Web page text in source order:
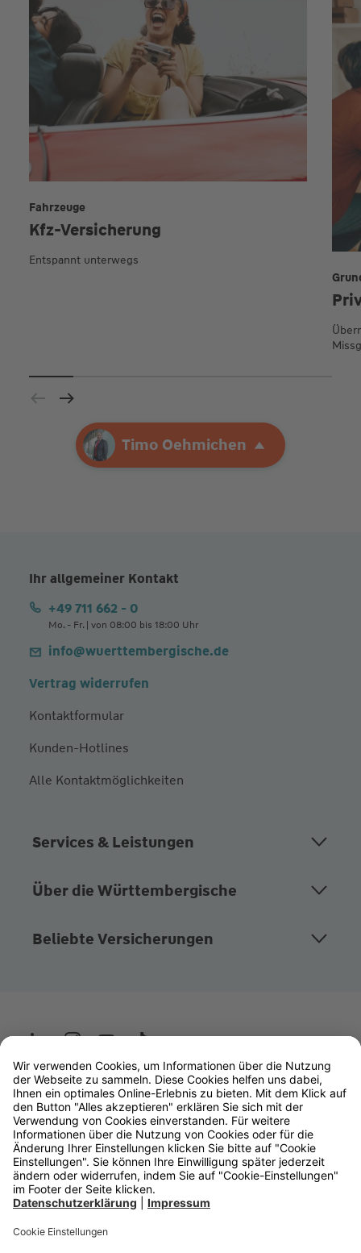
Ihre AgenturTimo Oehmichen
Timo Oehmichen
Kfz-Versicherung
Fahrzeuge
Entspannt unterwegs
Ihr allgemeiner Kontakt
+49 711 662 - 0
Mo. - Fr. | von 08:00 bis 18:00 Uhr
info@wuerttembergische.de
Vertrag widerrufen
Kontaktformular
Kunden-Hotlines
Alle Kontaktmöglichkeiten
Services & Leistungen
Über die Württembergische
Beliebte Versicherungen
Wüstenrot
W&W Gruppe
OLB Bank
Makler
Impressum
Datenschutz
Rechtliche Hinweise